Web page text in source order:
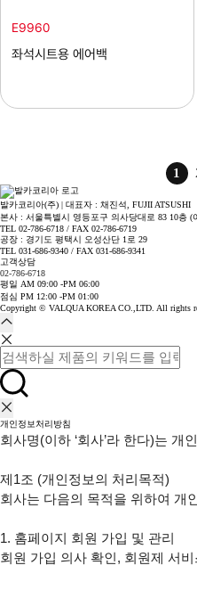
E9960
좌석시트용 에어백
1
발카코리아(주) | 대표자 : 채진석, FUJII ATSUSHI
본사 : 서울특별시 영등포구 의사당대로 83 10층 (
TEL 02-786-6718 / FAX 02-786-6719
공장 : 경기도 평택시 오성산단 1로 29
TEL 031-686-9340 / FAX 031-686-9341
고객상담
02-786-6718
평일 AM 09:00 -PM 06:00
점심 PM 12:00 -PM 01:00
Copyright © VALQUA KOREA CO.,LTD. All rights
개인정보처리방침
회사명(이하 ‘회사’라 한다)는
제1조 (개인정보의 처리목적)
회사는 다음의 목적을 위하여 개
1. 홈페이지 회원 가입 및 관리
회원 가입 의사 확인, 회원제 서